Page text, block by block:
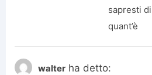
sapresti
quant’è
walter ha detto: